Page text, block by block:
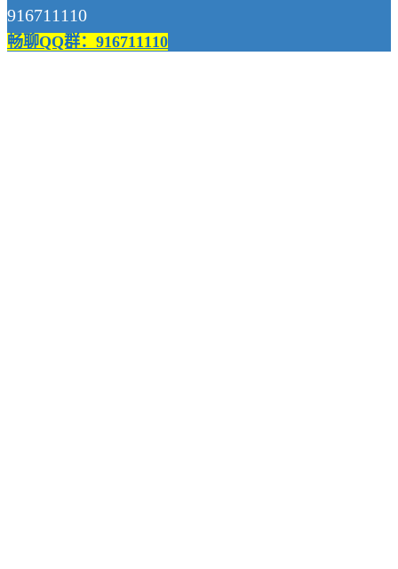
916711110
畅聊QQ群：916711110